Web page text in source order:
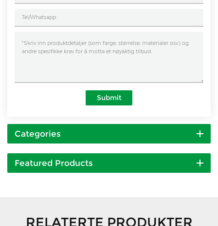
Submit
Categories
Featured Products
RELATERTE PRODUKTER